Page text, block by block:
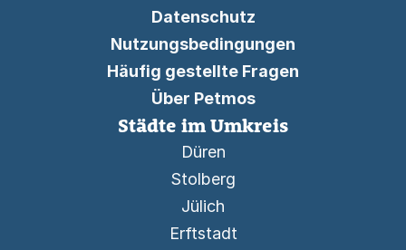
Datenschutz
Nutzungsbedingungen
Häufig gestellte Fragen
Über Petmos
Städte im Umkreis
Düren
Stolberg
Jülich
Erftstadt